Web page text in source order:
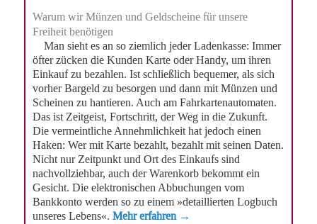
Warum wir Münzen und Geldscheine für unsere
Freiheit benötigen
Man sieht es an so ziemlich jeder Ladenkasse: Immer
öfter zücken die Kunden Karte oder Handy, um ihren
Einkauf zu bezahlen. Ist schließlich bequemer, als sich
vorher Bargeld zu besorgen und dann mit Münzen und
Scheinen zu hantieren. Auch am Fahrkartenautomaten.
Das ist Zeitgeist, Fortschritt, der Weg in die Zukunft.
Die vermeintliche Annehmlichkeit hat jedoch einen
Haken: Wer mit Karte bezahlt, bezahlt mit seinen Daten.
Nicht nur Zeitpunkt und Ort des Einkaufs sind
nachvollziehbar, auch der Warenkorb bekommt ein
Gesicht. Die elektronischen Abbuchungen vom
Bankkonto werden so zu einem »detaillierten Logbuch
unseres Lebens«.Mehr erfahren →